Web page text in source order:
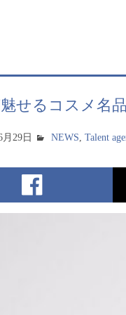
せるコスメ名
月29日 NEWS,Talent